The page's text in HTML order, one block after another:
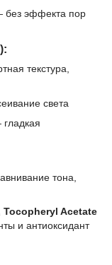
без эффекта пор
текстура,
света
тона,
Acetate
и антиоксидант